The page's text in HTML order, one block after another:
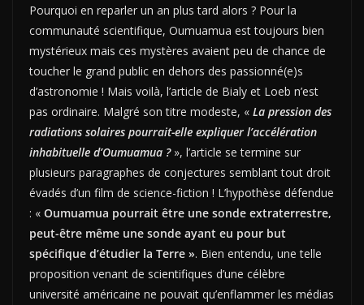
Pourquoi en reparler un an plus tard alors ? Pour la
communauté scientifique, Oumuamua est toujours bien
mystérieux mais ces mystères avaient peu de chance de
toucher le grand public en dehors des passionné(e)s
d’astronomie ! Mais voilà, l’article de Bialy et Loeb n’est
pas ordinaire. Malgré son titre modeste, « La pression des
radiations solaires pourrait-elle expliquer l’accélération
inhabituelle d’Oumuamua ? », l’article se termine sur
plusieurs paragraphes de conjectures semblant tout droit
évadés d’un film de science-fiction ! L’hypothèse défendue
: « Oumuamua pourrait être une sonde extraterrestre,
peut-être même une sonde ayant eu pour but
spécifique d’étudier la Terre ». Bien entendu, une telle
proposition venant de scientifiques d’une célèbre
université américaine ne pouvait qu’enflammer les médias